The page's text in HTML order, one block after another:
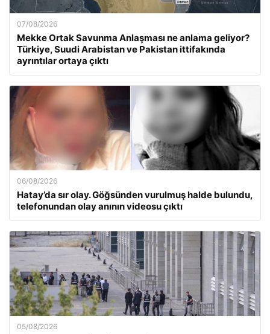
07/08/2026
Mekke Ortak Savunma Anlaşması ne anlama geliyor?
Türkiye, Suudi Arabistan ve Pakistan ittifakında
ayrıntılar ortaya çıktı
06/08/2026
Hatay’da sır olay. Göğsünden vurulmuş halde bulundu,
telefonundan olay anının videosu çıktı
05/08/2026